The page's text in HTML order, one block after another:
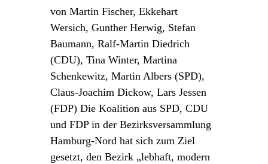
von Martin Fischer, Ekkehart
Wersich, Gunther Herwig, Stefan
Baumann, Ralf-Martin Diedrich
(CDU), Tina Winter, Martina
Schenkewitz, Martin Albers (SPD),
Claus-Joachim Dickow, Lars Jessen
(FDP) Die Koalition aus SPD, CDU
und FDP in der Bezirksversammlung
Hamburg-Nord hat sich zum Ziel
gesetzt, den Bezirk „lebhaft, modern